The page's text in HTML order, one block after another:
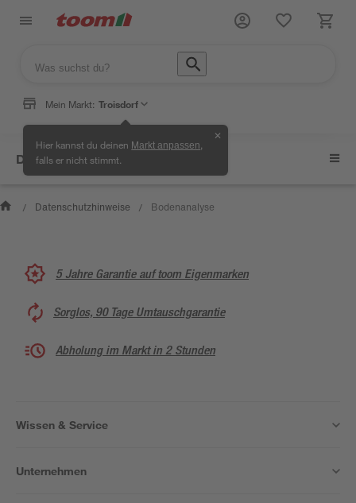
Mein Markt: Troisdorf
Hier kannst du deinen Markt anpassen
falls er nicht stimmt.
✕
Datenschutzhinweise
/ Datenschutzhinweise / Bodenanalyse
5 Jahre Garantie auf toom Eigenmarken
Sorglos, 90 Tage Umtauschgarantie
Abholung im Markt in 2 Stunden
Wissen & Service
Unternehmen